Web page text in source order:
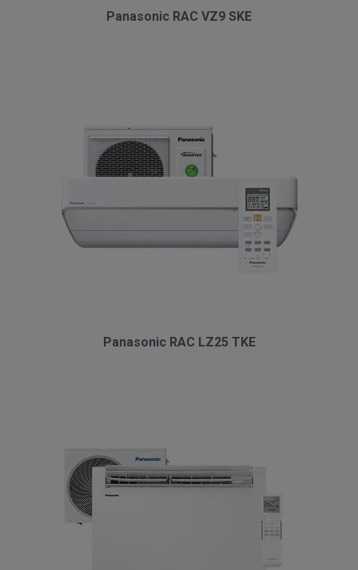
Panasonic RAC VZ9 SKE
Panasonic RAC LZ25 TKE